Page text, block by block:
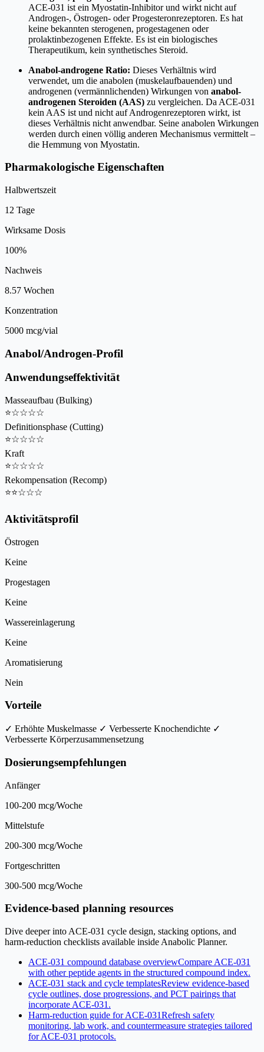
ACE-031 ist ein Myostatin-Inhibitor und wirkt nicht auf
Androgen-, Östrogen- oder Progesteronrezeptoren. Es hat
keine bekannten sterogenen, progestagenen oder
prolaktinbezogenen Effekte. Es ist ein biologisches
Therapeutikum, kein synthetisches Steroid.
Anabol-androgene Ratio: Dieses Verhältnis wird
verwendet, um die anabolen (muskelaufbauenden) und
androgenen (vermännlichenden) Wirkungen von anabol-
androgenen Steroiden (AAS) zu vergleichen. Da ACE-031
kein AAS ist und nicht auf Androgenrezeptoren wirkt, ist
dieses Verhältnis nicht anwendbar. Seine anabolen Wirkungen
werden durch einen völlig anderen Mechanismus vermittelt –
die Hemmung von Myostatin.
Pharmakologische Eigenschaften
Halbwertszeit
12 Tage
Wirksame Dosis
100%
Nachweis
8.57 Wochen
Konzentration
5000 mcg/vial
Anabol/Androgen-Profil
Anwendungseffektivität
Masseaufbau (Bulking)
⭐☆☆☆☆
Definitionsphase (Cutting)
⭐☆☆☆☆
Kraft
⭐☆☆☆☆
Rekompensation (Recomp)
⭐⭐☆☆☆
Aktivitätsprofil
Östrogen
Keine
Progestagen
Keine
Wassereinlagerung
Keine
Aromatisierung
Nein
Vorteile
✓ Erhöhte Muskelmasse ✓ Verbesserte Knochendichte ✓
Verbesserte Körperzusammensetzung
Dosierungsempfehlungen
Anfänger
100-200 mcg/Woche
Mittelstufe
200-300 mcg/Woche
Fortgeschritten
300-500 mcg/Woche
Evidence-based planning resources
Dive deeper into ACE-031 cycle design, stacking options, and
harm-reduction checklists available inside Anabolic Planner.
ACE-031 compound database overviewCompare ACE-031
with other peptide agents in the structured compound index.
ACE-031 stack and cycle templatesReview evidence-based
cycle outlines, dose progressions, and PCT pairings that
incorporate ACE-031.
Harm-reduction guide for ACE-031Refresh safety
monitoring, lab work, and countermeasure strategies tailored
for ACE-031 protocols.